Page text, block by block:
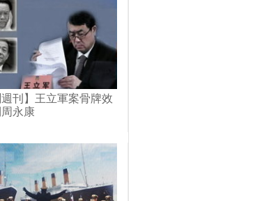
週刊】王立軍案骨牌效
永康